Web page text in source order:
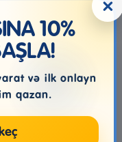
×
10%
və ilk onlayn
qazan.